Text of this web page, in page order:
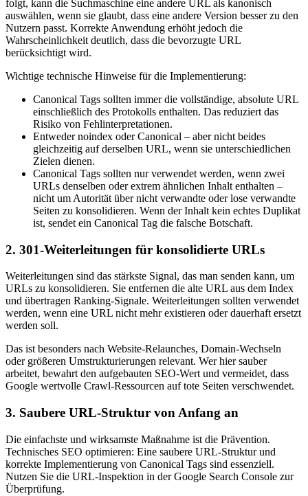
folgt, kann die Suchmaschine eine andere URL als kanonisch
auswählen, wenn sie glaubt, dass eine andere Version besser zu den
Nutzern passt. Korrekte Anwendung erhöht jedoch die
Wahrscheinlichkeit deutlich, dass die bevorzugte URL
berücksichtigt wird.
Wichtige technische Hinweise für die Implementierung:
Canonical Tags sollten immer die vollständige, absolute URL
einschließlich des Protokolls enthalten. Das reduziert das
Risiko von Fehlinterpretationen.
Entweder noindex oder Canonical – aber nicht beides
gleichzeitig auf derselben URL, wenn sie unterschiedlichen
Zielen dienen.
Canonical Tags sollten nur verwendet werden, wenn zwei
URLs denselben oder extrem ähnlichen Inhalt enthalten –
nicht um Autorität über nicht verwandte oder lose verwandte
Seiten zu konsolidieren. Wenn der Inhalt kein echtes Duplikat
ist, sendet ein Canonical Tag die falsche Botschaft.
2. 301-Weiterleitungen für konsolidierte URLs
Weiterleitungen sind das stärkste Signal, das man senden kann, um
URLs zu konsolidieren. Sie entfernen die alte URL aus dem Index
und übertragen Ranking-Signale. Weiterleitungen sollten verwendet
werden, wenn eine URL nicht mehr existieren oder dauerhaft ersetzt
werden soll.
Das ist besonders nach Website-Relaunches, Domain-Wechseln
oder größeren Umstrukturierungen relevant. Wer hier sauber
arbeitet, bewahrt den aufgebauten SEO-Wert und vermeidet, dass
Google wertvolle Crawl-Ressourcen auf tote Seiten verschwendet.
3. Saubere URL-Struktur von Anfang an
Die einfachste und wirksamste Maßnahme ist die Prävention.
Technisches SEO optimieren: Eine saubere URL-Struktur und
korrekte Implementierung von Canonical Tags sind essenziell.
Nutzen Sie die URL-Inspektion in der Google Search Console zur
Überprüfung.